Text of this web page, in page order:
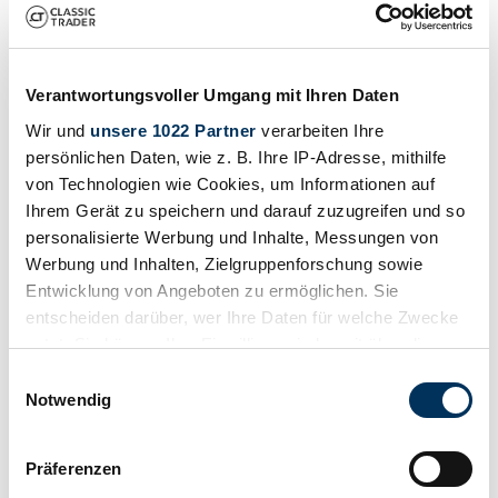
Verantwortungsvoller Umgang mit Ihren Daten
Wir und unsere 1022 Partner verarbeiten Ihre
persönlichen Daten, wie z. B. Ihre IP-Adresse, mithilfe
von Technologien wie Cookies, um Informationen auf
Ihrem Gerät zu speichern und darauf zuzugreifen und so
personalisierte Werbung und Inhalte, Messungen von
Werbung und Inhalten, Zielgruppenforschung sowie
Entwicklung von Angeboten zu ermöglichen. Sie
entscheiden darüber, wer Ihre Daten für welche Zwecke
nutzt. Sie können Ihre Einwilligung jederzeit über die
Trigger Symbol ändern oder widerrufen
Informationen über Ihre geografische Lage
Notwendig
Präferenzen
Cadillac Series 60
Cadillac Series 62
Cadillac V-16
Cadillac V16
Résultats de la recherche
À l'heure actuelle, il n'y a pas d'annonces correspondant à votre
recherche.
recherche est publiée.